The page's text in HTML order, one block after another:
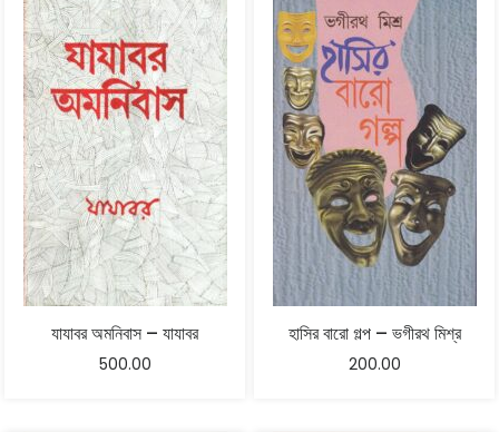
যাযাবর অমনিবাস – যাযাবর
500.00
হাসির বারো গল্প – ভগীরথ মিশ্র
200.00